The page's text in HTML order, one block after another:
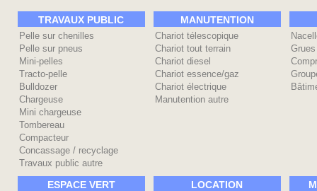
TRAVAUX PUBLIC
Pelle sur chenilles
Pelle sur pneus
Mini-pelles
Tracto-pelle
Bulldozer
Chargeuse
Mini chargeuse
Tombereau
Compacteur
Concassage / recyclage
Travaux public autre
MANUTENTION
Chariot télescopique
Chariot tout terrain
Chariot diesel
Chariot essence/gaz
Chariot électrique
Manutention autre
Grues
ESPACE VERT LOCATION